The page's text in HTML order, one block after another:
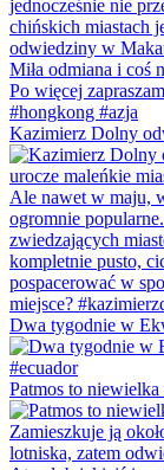
Kazimierz Dolny
Dwa tygodnie w
Patmos to